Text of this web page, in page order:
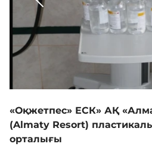
Бос жұмыс орындары
Мейрамхана
«Оқжетпес» ЕСК» АҚ
(Almaty Resort)
орталығы